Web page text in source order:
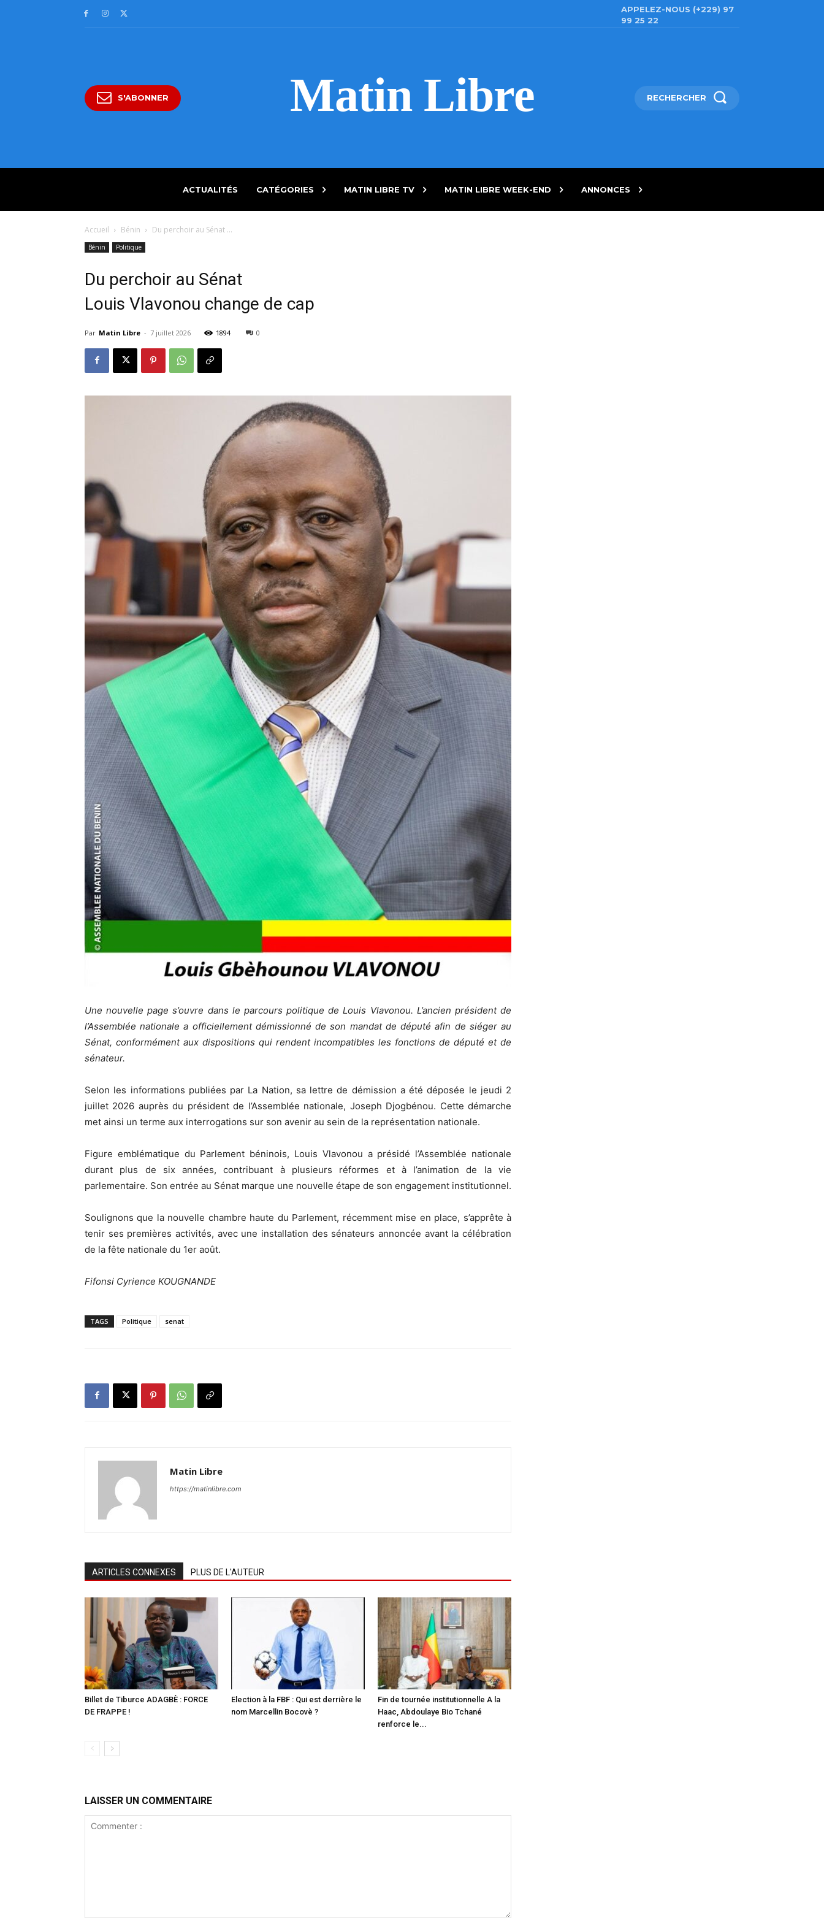
APPELEZ-NOUS (+229) 97
99 25 22
S'ABONNER Matin Libre RECHERCHER
ACTUALITÉS CATÉGORIES MATIN LIBRE TV MATIN LIBRE WEEK-END ANNONCES
Accueil Bénin Du perchoir au Sénat ...
Bénin Politique
Du perchoir au Sénat
Louis Vlavonou change de cap
Par Matin Libre - 7 juillet 2026 1894 0
Une nouvelle page s’ouvre dans le parcours politique de Louis Vlavonou. L’ancien président de
l’Assemblée nationale a officiellement démissionné de son mandat de député afin de siéger au
Sénat, conformément aux dispositions qui rendent incompatibles les fonctions de député et de
sénateur.
Selon les informations publiées par La Nation, sa lettre de démission a été déposée le jeudi 2
juillet 2026 auprès du président de l’Assemblée nationale, Joseph Djogbénou. Cette démarche
met ainsi un terme aux interrogations sur son avenir au sein de la représentation nationale.
Figure emblématique du Parlement béninois, Louis Vlavonou a présidé l’Assemblée nationale
durant plus de six années, contribuant à plusieurs réformes et à l’animation de la vie
parlementaire. Son entrée au Sénat marque une nouvelle étape de son engagement institutionnel.
Soulignons que la nouvelle chambre haute du Parlement, récemment mise en place, s’apprête à
tenir ses premières activités, avec une installation des sénateurs annoncée avant la célébration
de la fête nationale du 1er août.
Fifonsi Cyrience KOUGNANDE
TAGS Politique senat
Matin Libre
https://matinlibre.com
ARTICLES CONNEXES PLUS DE L'AUTEUR
Billet de Tiburce ADAGBÈ : FORCE
DE FRAPPE !
Election à la FBF : Qui est derrière le
nom Marcellin Bocovè ?
Fin de tournée institutionnelle A la
Haac, Abdoulaye Bio Tchané
renforce le...
LAISSER UN COMMENTAIRE